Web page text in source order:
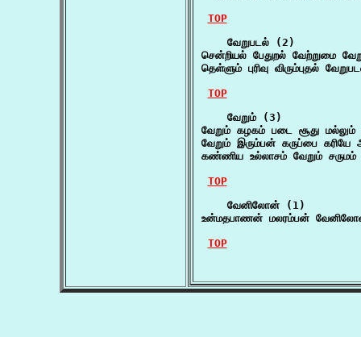
TOP
    வேறுபடல் (2)
சென்றியல் பேதுறல் வேற்றுமை
தெள்ளும் புரிவு விரும்புதல்
TOP
    வேறும் (3)
வேறும் கழகம் படை சூது மல்லும்
வேறும் இரும்பன் கருப்பை
கண்ணிய உல்லாசம் வேறும்
TOP
    வேனிலோன் (1)
உன்மதபாணன் மலரம்பன்
TOP